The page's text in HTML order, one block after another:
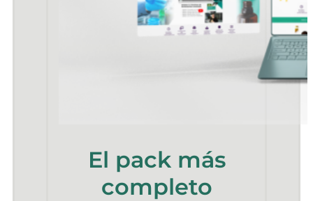
El pack más
completo